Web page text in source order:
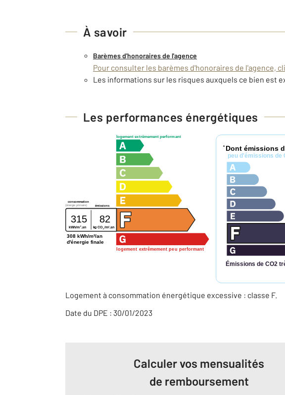
À savoir
Barèmes d'honoraires de l'agence
Pour consulter les barèmes d'honoraires de l'agence,
Les informations sur les risques auxquels ce bien est
Les performances énergétiques
logement extrêmement performant
logement extrêmement peu performant
consommation
émissions
(énergie primaire)
315 82
kWh/m 2 .an kg CO2/m2 .an
308 kWh/m²/an
d'énergie finale
* Dont émissions
peu d'émissions de
Émissions de CO2
Logement à consommation énergétique excessive : classe F.
Date du DPE : 30/01/2023
Calculer vos mensualités
de remboursement